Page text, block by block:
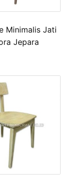
Minimalis Jati
Jepara